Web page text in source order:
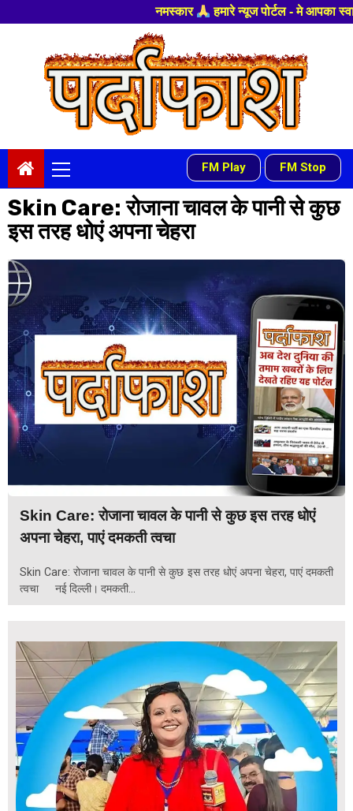
हमारे न्यूज पोर्टल - मे आपका स्वागत हैं ,यहाँ
Menu
FM Play - FM Stop
Skin Care: रोजाना चावल के पानी से कुछ
इस तरह धोएं अपना चेहरा
Skin Care: रोजाना चावल के पानी से कुछ इस तरह धोएं
अपना चेहरा, पाएं दमकती त्वचा
Skin Care: रोजाना चावल के पानी से कुछ इस तरह धोएं अपना चेहरा, पाएं दमकती
त्वचा नई दिल्ली। दमकती...